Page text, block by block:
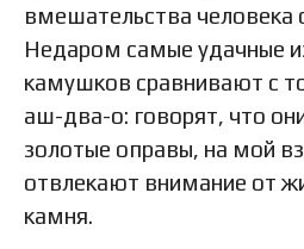
вмешательства человека
Недаром самые удачные
камушков сравнивают с
аш-два-о: говорят, что
золотые оправы, на мой
отвлекают внимание от
камня.